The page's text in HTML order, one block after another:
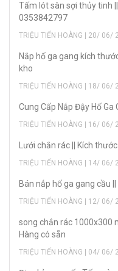
Tấm lót sàn sợi thủy tinh
0353842797
TRIỆU TIẾN HOÀNG | 20/ 06/
Nắp hố ga gang kích
kho
TRIỆU TIẾN HOÀNG | 18/ 06/
Cung Cấp Nắp Đậy Hố
TRIỆU TIẾN HOÀNG | 16/ 06/
Lưới chắn rác || Kích
TRIỆU TIẾN HOÀNG | 14/ 06/
Bán nắp hố ga gang cầu
TRIỆU TIẾN HOÀNG | 12/ 06/
song chắn rác 1000x300
Hàng có sẵn
TRIỆU TIẾN HOÀNG | 04/ 06/